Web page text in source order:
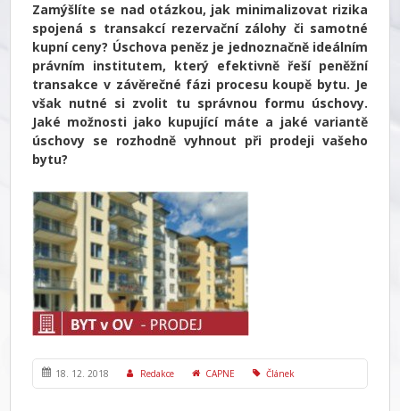
Zamýšlíte se nad otázkou, jak minimalizovat rizika
spojená s transakcí rezervační zálohy či samotné
kupní ceny? Úschova peněz je jednoznačně ideálním
právním institutem, který efektivně řeší peněžní
transakce v závěrečné fázi procesu koupě bytu. Je
však nutné si zvolit tu správnou formu úschovy.
Jaké možnosti jako kupující máte a jaké variantě
úschovy se rozhodně vyhnout při prodeji vašeho
bytu?
18. 12. 2018 Redakce CAPNE Článek